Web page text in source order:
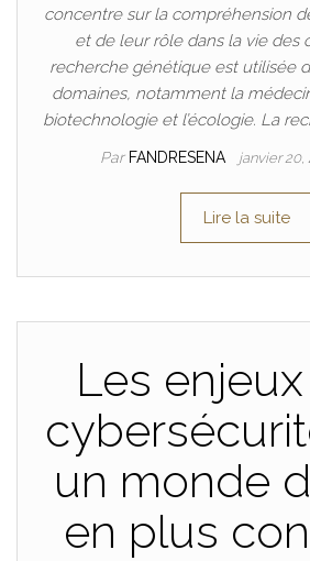
concentre sur la compréhension
et de leur rôle dans la vie des
recherche génétique est utilisée
domaines, notamment la
biotechnologie et l’écologie. La
Par FANDRESENA janvier 20,
Lire la suite
Les
un monde
en plus